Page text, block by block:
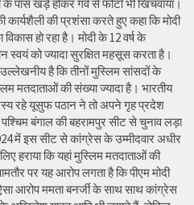
के पास खड़े होकर गर्व से फोटो भी खिंचवाया।
कार्यशैली की प्रशंसा करते हुए कहा कि मोदी
हो रहा है। मोदी के 12 वर्ष के
स्वयं को ज्यादा सुरक्षित महसूस करता है।
है कि तीनों मुस्लिम सांसदों के
मतदाताओं की संख्या ज्यादा है। भारतीय
रहे यूसुफ पठान ने तो अपने गृह प्रदेश
बंगाल की बहरामपुर सीट से चुनाव लड़ा
में इस सीट से कांग्रेस के उम्मीदवार अधीर
हराया कि यहां मुस्लिम मतदाताओं की
पर यह आरोप लगता है कि पीएम मोदी
आरोप ममता बनर्जी के साथ साथ कांग्रेस